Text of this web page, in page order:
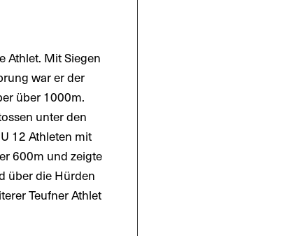
Athlet. Mit Siegen
war er der
über 1000m.
unter den
12 Athleten mit
600m und zeigte
über die Hürden
Teufner Athlet